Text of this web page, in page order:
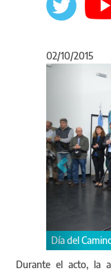
02/10/2015
Día del
Anterior
Durante el acto, la